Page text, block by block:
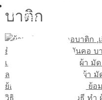
เพิ่มเพื่อน
บาติก